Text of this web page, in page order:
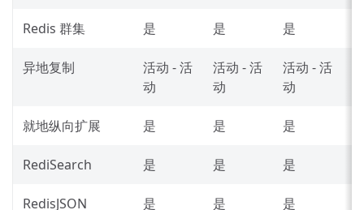
Redis 群集 是 是 是
异地复制
活动 - 活
动
活动 - 活
动
活动 - 活
动
就地纵向扩展 是 是 是
RediSearch 是 是 是
RedisJSON 是 是 是